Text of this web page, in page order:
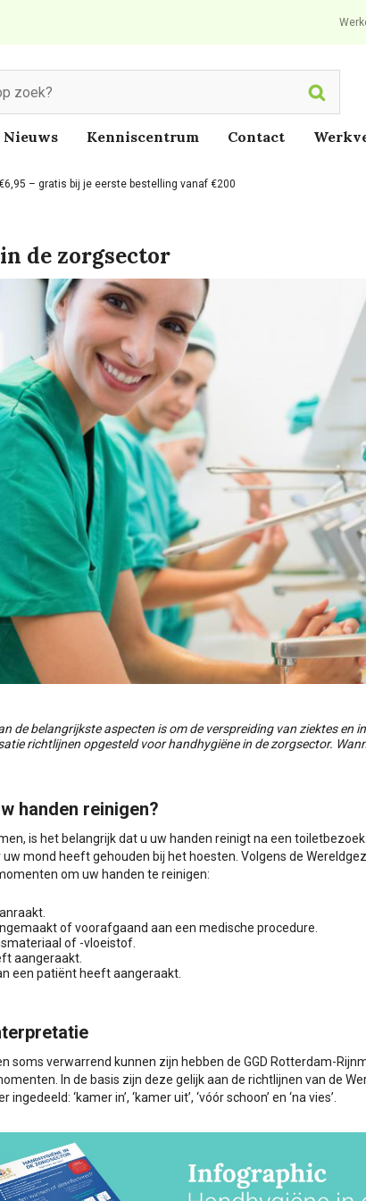
Search
Nieuws Kenniscentrum Contact
– gratis bij je eerste bestelling vanaf €200
de zorgsector
de belangrijkste aspecten is om de verspreiding van ziektes en
richtlijnen opgesteld voor handhygiëne in de zorgsector.
handen reinigen?
is het belangrijk dat u uw handen reinigt na een
mond heeft gehouden bij het hoesten. Volgens de
om uw handen te reinigen:
of voorafgaand aan een medische procedure.
of -vloeistof.
aangeraakt.
een patiënt heeft aangeraakt.
soms verwarrend kunnen zijn hebben de GGD Rotterdam-
In de basis zijn deze gelijk aan de richtlijnen van de
‘kamer in’, ‘kamer uit’, ‘vóór schoon’ en ‘na vies’.